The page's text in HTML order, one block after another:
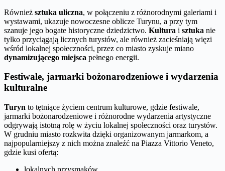
Również sztuka uliczna, w połączeniu z różnorodnymi galeriami i
wystawami, ukazuje nowoczesne oblicze Turynu, a przy tym
szanuje jego bogate historyczne dziedzictwo. Kultura i sztuka nie
tylko przyciągają licznych turystów, ale również zacieśniają więzi
wśród lokalnej społeczności, przez co miasto zyskuje miano
dynamizującego miejsca pełnego energii.
Festiwale, jarmarki bożonarodzeniowe i wydarzenia
kulturalne
Turyn to tętniące życiem centrum kulturowe, gdzie festiwale,
jarmarki bożonarodzeniowe i różnorodne wydarzenia artystyczne
odgrywają istotną rolę w życiu lokalnej społeczności oraz turystów.
W grudniu miasto rozkwita dzięki organizowanym jarmarkom, a
najpopularniejszy z nich można znaleźć na Piazza Vittorio Veneto,
gdzie kusi ofertą:
lokalnych przysmaków,